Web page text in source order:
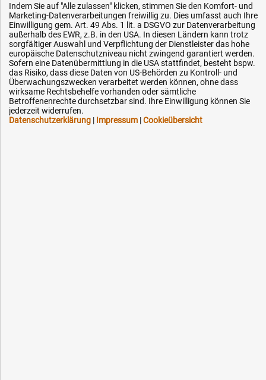
Karriere
OEM-Ersatzteile
Technik-Hilfe
Downloads
Kontakt
Ihre Hytec-Hydraulik Vorteile
Indem Sie auf "Alle zulassen" klicken, stimmen Sie den Komfort- und
Marketing-Datenverarbeitungen freiwillig zu. Dies umfasst auch Ihre
Einwilligung gem. Art. 49 Abs. 1 lit. a DSGVO zur Datenverarbeitung
außerhalb des EWR, z.B. in den USA. In diesen Ländern kann trotz
sorgfältiger Auswahl und Verpflichtung der Dienstleister das hohe
europäische Datenschutzniveau nicht zwingend garantiert werden.
Sofern eine Datenübermittlung in die USA stattfindet, besteht bspw.
das Risiko, dass diese Daten von US-Behörden zu Kontroll- und
Überwachungszwecken verarbeitet werden können, ohne dass
wirksame Rechtsbehelfe vorhanden oder sämtliche
Betroffenenrechte durchsetzbar sind. Ihre Einwilligung können Sie
jederzeit widerrufen.
Datenschutzerklärung | Impressum |Cookieübersicht